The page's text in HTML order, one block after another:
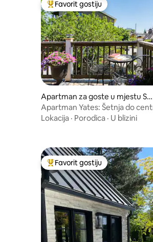
Glavni favorit gostiju
Favorit gostiju
Apartman za goste u mjestu St.
Catharines
Apartman Yates: Šetnja do
bračni krevet (širok 180–200
Lokacija · Porodica · U blizini
Glavni favorit gostiju
Favorit gostiju